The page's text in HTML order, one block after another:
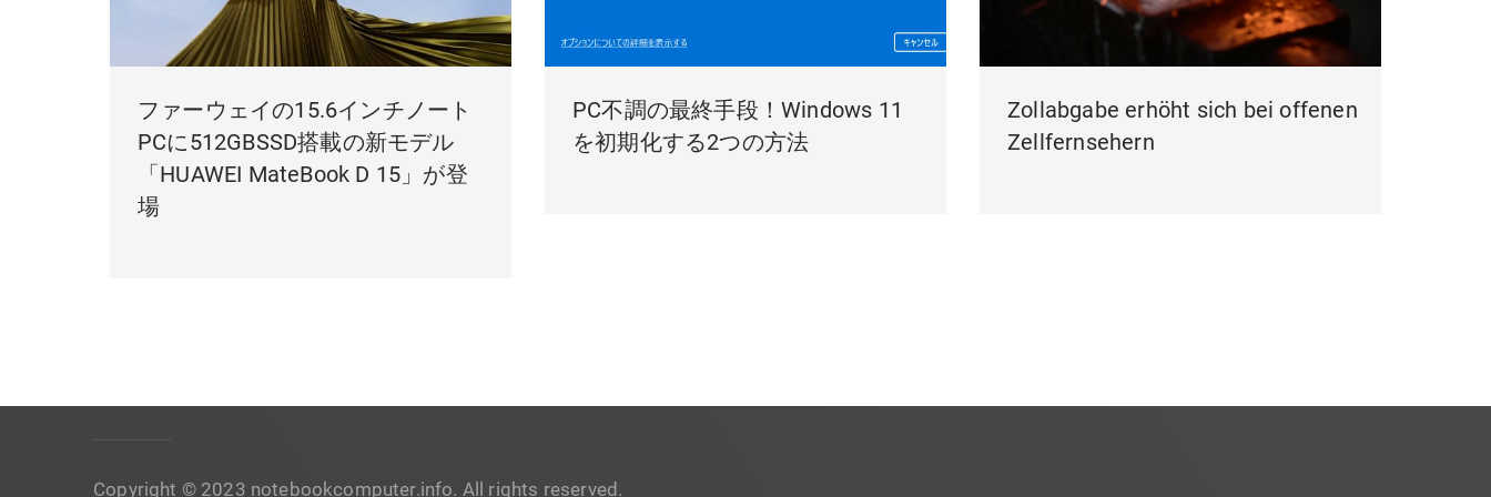
ファーウェイの15.6インチノート
PCに512GBSSD搭載の新モデル
「HUAWEI MateBook D 15」が登
場
PC不調の最終手段！Windows 11
を初期化する2つの方法
Zollabgabe erhöht sich bei offenen
Zellfernsehern
Copyright © 2023 notebookcomputer.info. All rights reserved.